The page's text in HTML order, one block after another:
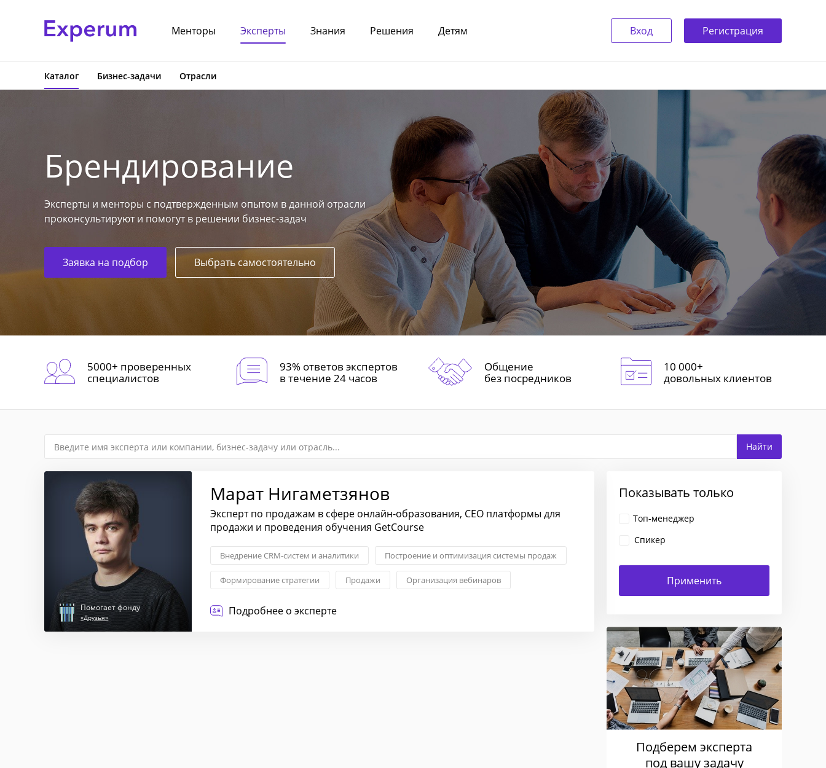
Менторы Эксперты Знания Решения Детям Вход Регистрация
Каталог Бизнес-задачи Отрасли
Брендирование
Эксперты и менторы с подтвержденным опытом в данной отрасли
проконсультируют и помогут в решении бизнес-задач
Заявка на подбор Выбрать самостоятельно
5000+ проверенных
специалистов
93% ответов экспертов
в течение 24 часов
Общение
без посредников
10 000+
довольных клиентов
Помогает фонду
«Друзья»
Марат Нигаметзянов
Эксперт по продажам в сфере онлайн-образования, СЕО платформы для
продажи и проведения обучения GetCourse
Внедрение CRM-систем и аналитики Построение и оптимизация системы продаж
Формирование стратегии Продажи Организация вебинаров
Брендирование
Подробнее о эксперте
Показывать только
Топ-менеджер
Спикер
Подберем эксперта
под вашу задачу